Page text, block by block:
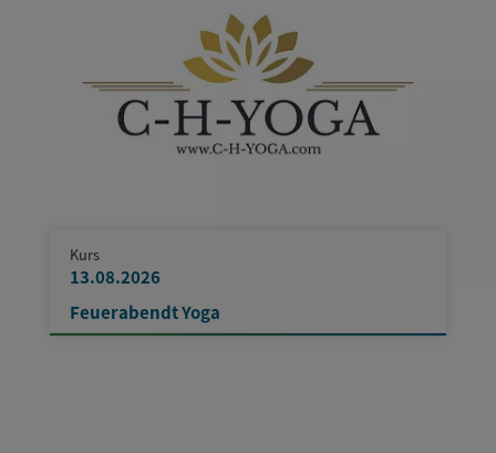
Kurs
13.08.2026
Feuerabendt Yoga